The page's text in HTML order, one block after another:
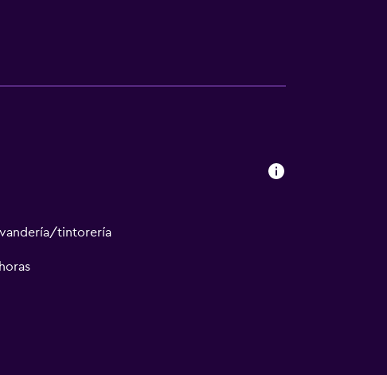
tintorería